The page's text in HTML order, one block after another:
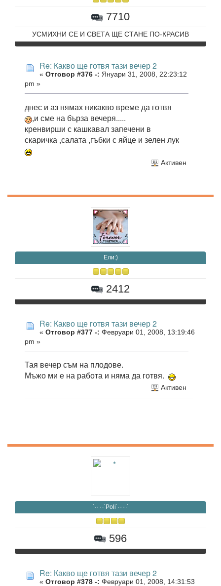
7710
УСМИХНИ СЕ И СВЕТА ЩЕ СТАНЕ ПО-КРАСИВ
Re: Какво ще готвя тази вечер 2
« Отговор #376 -: Януари 31, 2008, 22:23:12
pm »
днес и аз нямах никакво време да готвя
,и сме на бърза вечеря.....
кренвирши с кашкавал запечени в
скаричка ,салата ,гъбки с яйце и зелен лук
Активен
Eли:)
2412
Re: Какво ще готвя тази вечер 2
« Отговор #377 -: Февруари 01, 2008, 13:19:46
pm »
Тая вечер съм на плодове.
Мъжо ми е на работа и няма да готвя.
Активен
˙·٠٠·˙Poli˙·٠٠·˙
596
Re: Какво ще готвя тази вечер 2
« Отговор #378 -: Февруари 01, 2008, 14:31:53